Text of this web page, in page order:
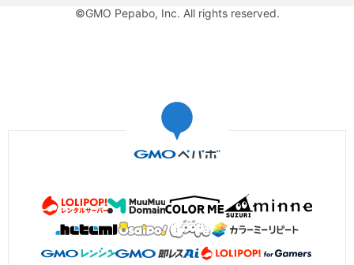
©GMO Pepabo, Inc. All rights reserved.